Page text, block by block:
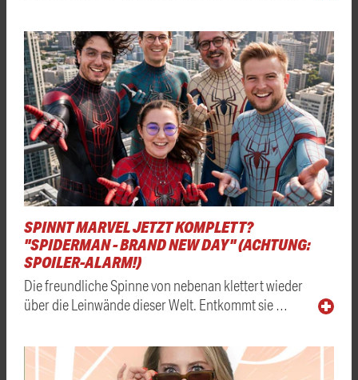
SPINNT MARVEL JETZT KOMPLETT?
"SPIDERMAN - BRAND NEW DAY" (ACHTUNG:
SPOILER-ALARM!)
Die freundliche Spinne von nebenan klettert wieder
über die Leinwände dieser Welt. Entkommt sie …